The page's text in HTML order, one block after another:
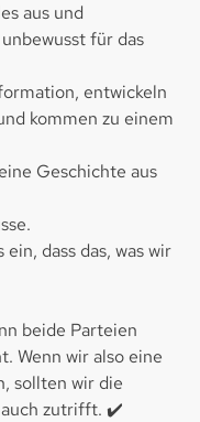
aus und
für das
entwickeln
kommen zu einem
Geschichte aus
dass das, was wir
beide Parteien
Wenn wir also eine
sollten wir die
auch zutrifft. ✔️